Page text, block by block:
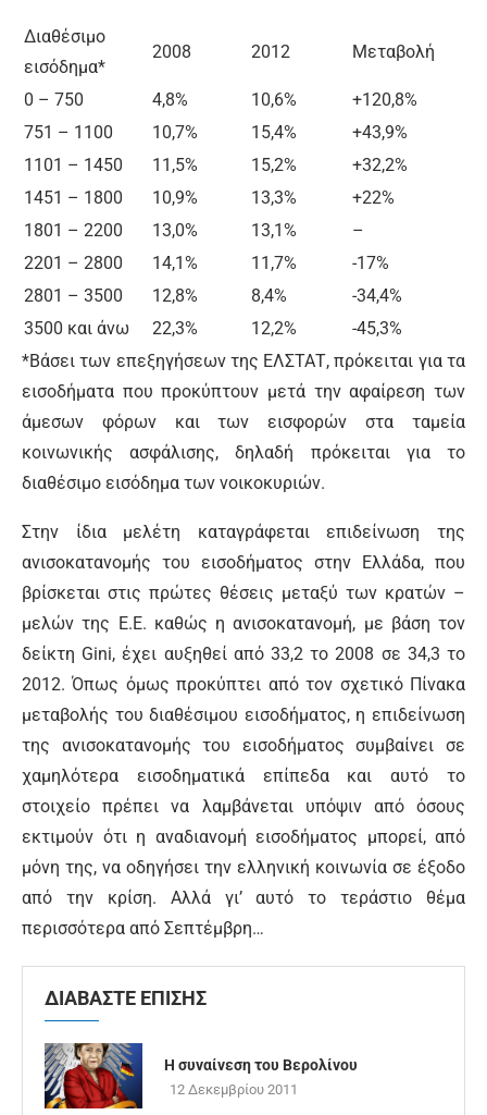
Διαθέσιμο
εισόδημα*
2008 2012 Μεταβολή
0 – 750 4,8% 10,6%
+120,8%
751 – 1100
10,7% 15,4%
+43,9%
1101 – 1450
11,5% 15,2%
+32,2%
1451 – 1800
10,9% 13,3%
+22%
1801 – 2200
13,0% 13,1%
–
2201 – 2800
14,1% 11,7%
-17%
2801 – 3500
12,8% 8,4%
-34,4%
3500 και άνω
22,3% 12,2%
-45,3%
*Βάσει των επεξηγήσεων της ΕΛΣΤΑΤ, πρόκειται για τα
εισοδήµατα που προκύπτουν µετά την αφαίρεση των
άµεσων φόρων και των εισφορών στα ταµεία
κοινωνικής ασφάλισης, δηλαδή πρόκειται για το
διαθέσιµο εισόδηµα των νοικοκυριών.
Στην ίδια μελέτη καταγράφεται επιδείνωση της
ανισοκατανομής του εισοδήματος στην Ελλάδα, που
βρίσκεται στις πρώτες θέσεις μεταξύ των κρατών –
μελών της Ε.Ε. καθώς η ανισοκατανοµή, με βάση τον
δείκτη Gini, έχει αυξηθεί από 33,2 το 2008 σε 34,3 το
2012. Όπως όμως προκύπτει από τον σχετικό Πίνακα
μεταβολής του διαθέσιμου εισοδήματος, η επιδείνωση
της ανισοκατανομής του εισοδήματος συμβαίνει σε
χαμηλότερα εισοδηματικά επίπεδα και αυτό το
στοιχείο πρέπει να λαμβάνεται υπόψιν από όσους
εκτιμούν ότι η αναδιανομή εισοδήματος μπορεί, από
μόνη της, να οδηγήσει την ελληνική κοινωνία σε έξοδο
από την κρίση. Αλλά γι’ αυτό το τεράστιο θέμα
περισσότερα από Σεπτέμβρη…
ΔΙΑΒΑΣΤΕ ΕΠΙΣΗΣ
Η συναίνεση του Βερολίνου
12 Δεκεμβρίου 2011